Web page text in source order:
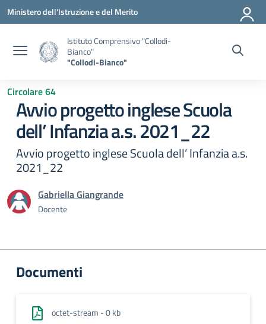
Vai ai contenuti
Vai al menu di navigazione
Vai al footer
Ministero dell'Istruzione e del Merito
Istituto Comprensivo "Collodi-
Bianco"
"Collodi-Bianco"
Circolare 64
Avvio progetto inglese Scuola
dell’ Infanzia a.s. 2021_22
Avvio progetto inglese Scuola dell’ Infanzia a.s.
2021_22
Gabriella Giangrande
Docente
Documenti
octet-stream - 0 kb